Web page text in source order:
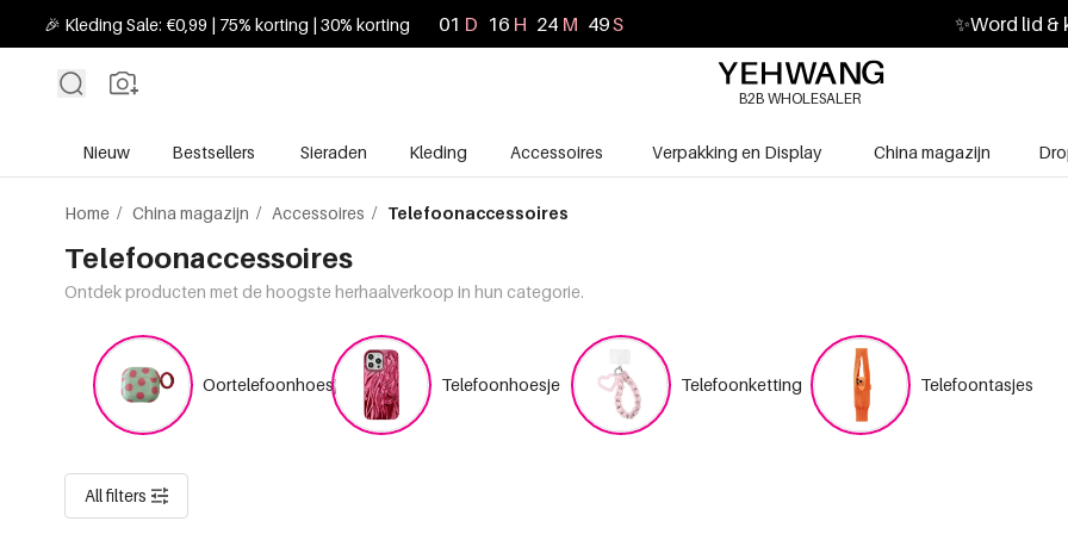
🎉 Kleding Sale: €0,99 | 75% korting | 30% korting 01 D 16 H 24 M 47S ✨Word lid &
B2B WHOLESALER
Nieuw Bestsellers Sieraden Kleding Accessoires Verpakking en Display China magazijn
Home / China magazijn / Accessoires / Telefoonaccessoires
Telefoonaccessoires
Ontdek producten met de hoogste herhaalverkoop in hun categorie.
Oortelefoonhoesje Telefoonhoesje Telefoonketting Telefoontasjes
All filters